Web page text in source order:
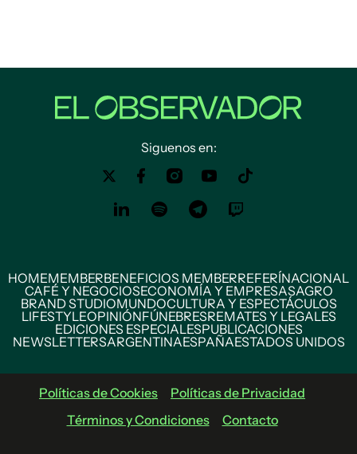
Siguenos en:
HOMEMEMBERBENEFICIOS MEMBERREFERÍNACIONAL
CAFÉ Y NEGOCIOSECONOMÍA Y EMPRESASAGRO
BRAND STUDIOMUNDOCULTURA Y ESPECTÁCULOS
LIFESTYLEOPINIÓNFÚNEBRESREMATES Y LEGALES
EDICIONES ESPECIALESPUBLICACIONES
NEWSLETTERSARGENTINAESPAÑAESTADOS UNIDOS
Políticas de Cookies
Políticas de Privacidad
Términos y Condiciones
Contacto